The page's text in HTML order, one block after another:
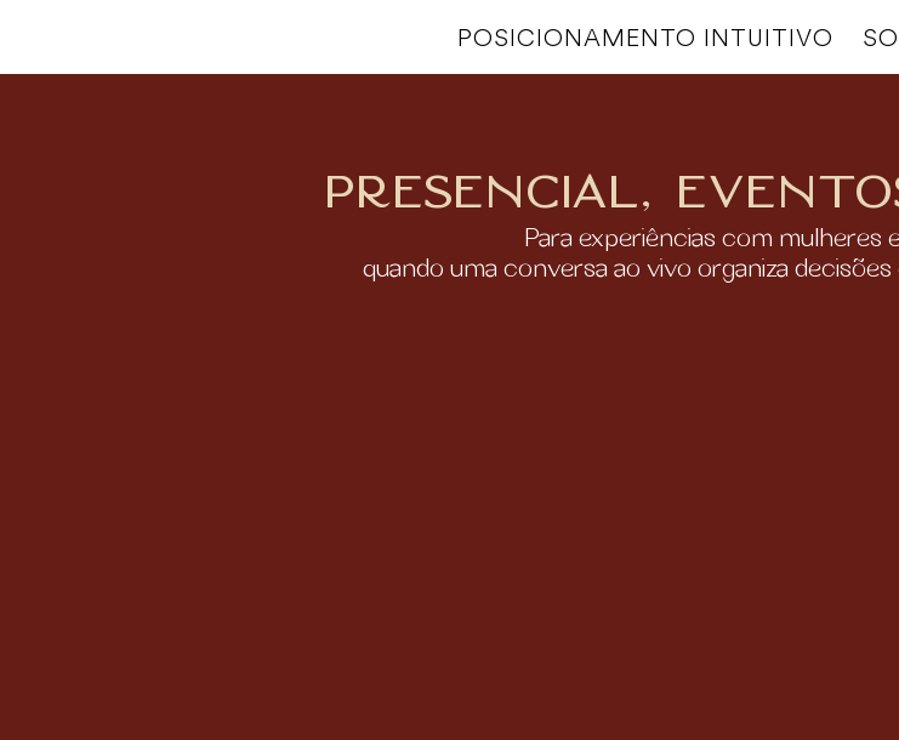
POSICIONAMENTO INTUITIVO
Presencial,
Para experiências com mulheres
quando uma conversa ao vivo organiza decisões